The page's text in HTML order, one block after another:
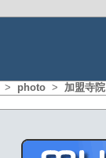
> photo > 加盟寺院